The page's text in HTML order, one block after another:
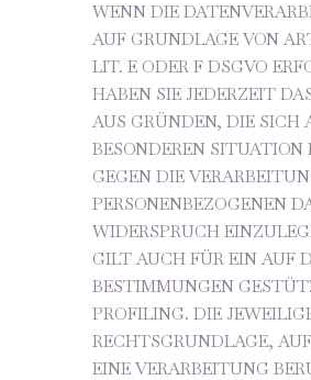
WENN DIE
AUF GRUNDLAGE VON
LIT. E ODER F DSGVO
HABEN SIE JEDERZEIT
AUS GRÜNDEN, DIE SICH
BESONDEREN SITUATION
GEGEN DIE
PERSONENBEZOGENEN
WIDERSPRUCH
GILT AUCH FÜR EIN AUF
BESTIMMUNGEN
PROFILING. DIE
RECHTSGRUNDLAGE,
EINE VERARBEITUNG